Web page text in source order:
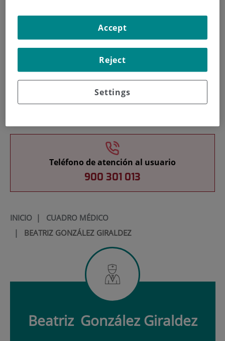
Teléfono de atención al usuario
900 301 013
INICIO| CUADRO MÉDICO
| BEATRIZ GONZÁLEZ GIRALDEZ
Beatriz González Giraldez
Settings
Reject
Accept